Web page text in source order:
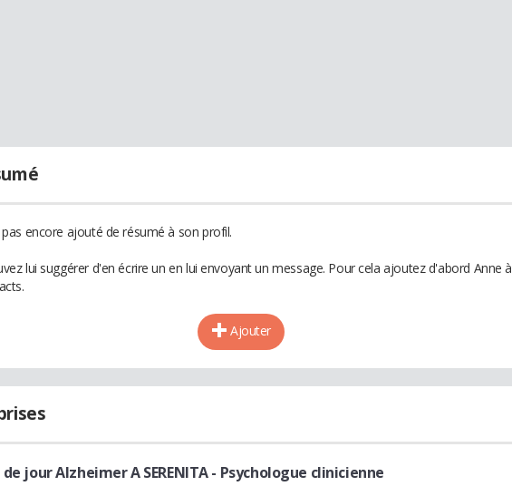
encore ajouté de résumé à son profil.
lui suggérer d'en écrire un en lui envoyant un message. Pour cela ajoutez d'abord Anne à
Ajouter
jour Alzheimer A SERENITA- Psychologue clinicienne